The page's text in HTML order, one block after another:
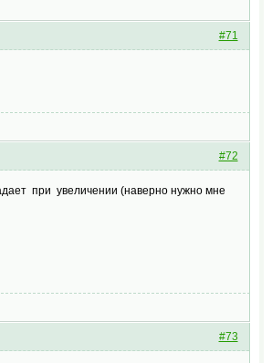
#71
#72
при увеличении (наверно нужно мне
#73